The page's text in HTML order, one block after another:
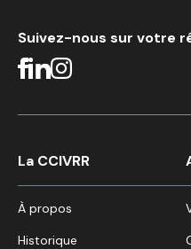
Suivez-nous sur votre
La CCIVRR
À propos
Historique